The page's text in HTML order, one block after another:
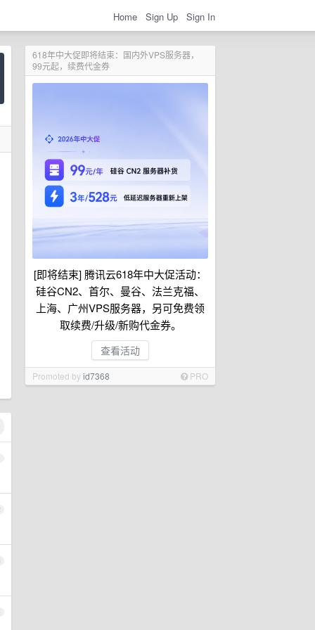
Home Sign Up Sign In
618年中大促即将结束：国内外VPS服务器，
99元起，续费代金券
[即将结束] 腾讯云618年中大促活动：
硅谷CN2、首尔、曼谷、法兰克福、
上海、广州VPS服务器，另可免费领
取续费/升级/新购代金券。
查看活动
Promoted byid7368 PRO